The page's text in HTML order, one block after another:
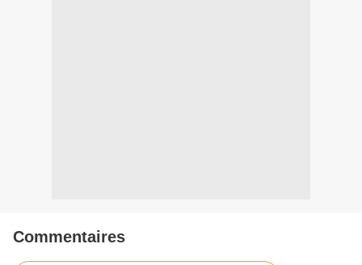
Commentaires